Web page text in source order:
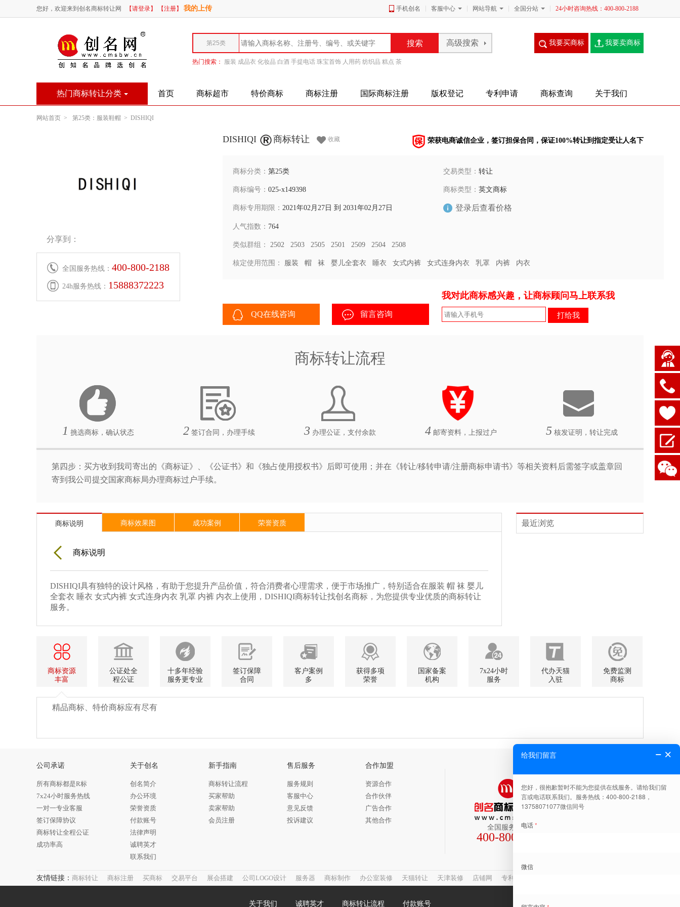
您好，欢迎来到创名商标转让网 【请登录】 【注册】 我的上传 手机创名 客服中心 网站导航 全国分站 24小时咨询热线：400-800-2188
热门搜索： 服装 成品衣 化妆品 白酒 手提电话 珠宝首饰 人用药 纺织品 糕点 茶
我要买商标 我要卖商标
热门商标转让分类 首页 商标超市 特价商标 商标注册 国际商标注册 版权登记 专利申请 商标查询 关于我们
网站首页 > 第25类：服装鞋帽 > DISHIQI
分享到：
全国服务热线： 400-800-2188
24h服务热线： 15888372223
DISHIQI 商标转让 荣获电商诚信企业，签订担保合同，保证100%转让到指定受让人名下
收藏
商标分类： 第25类 交易类型： 转让
商标编号： 025-x149398 商标类型： 英文商标
登录后查看价格
商标专用期限： 2021年02月27日 到 2031年02月27日
人气指数： 764
类似群组： 2502 2503 2505 2501 2509 2504 2508
核定使用范围： 服装 帽 袜 婴儿全套衣 睡衣 女式内裤 女式连身内衣 乳罩 内裤 内衣
QQ在线咨询 留言咨询
我对此商标感兴趣，让商标顾问马上联系我
商标转让流程
1 挑选商标，确认状态 2 签订合同，办理手续 3 办理公证，支付余款 4 邮寄资料，上报过户 5 核发证明，转让完成
第四步：买方收到我司寄出的《商标证》、《公证书》和《独占使用授权书》后即可使用；并在《转让/移转申请/注册商标申请书》等相关资料后需签字或盖章回
寄到我公司提交国家商标局办理商标过户手续。
商标说明 商标效果图 成功案例 荣誉资质
商标说明
DISHIQI具有独特的设计风格，有助于您提升产品价值，符合消费者心理需求，便于市场推广，特别适合在服装 帽 袜 婴儿
全套衣 睡衣 女式内裤 女式连身内衣 乳罩 内裤 内衣上使用，DISHIQI商标转让找创名商标，为您提供专业优质的商标转让
服务。
最近浏览
商标资源
丰富
公证处全
程公证
十多年经验
服务更专业
签订保障
合同
客户案例
多
获得多项
荣誉
国家备案
机构
7x24小时
服务
代办天猫
入驻
免费监测
商标
精品商标、特价商标应有尽有
公司承诺
所有商标都是R标
7x24小时服务热线
一对一专业客服
签订保障协议
商标转让全程公证
成功率高
关于创名
创名简介
办公环境
荣誉资质
付款账号
法律声明
诚聘英才
联系我们
新手指南
商标转让流程
买家帮助
卖家帮助
会员注册
售后服务
服务规则
客服中心
意见反馈
投诉建议
合作加盟
资源合作
合作伙伴
广告合作
其他合作
全国服务热线
400-800-2188
友情链接： 商标转让 商标注册 买商标 交易平台 展会搭建 公司LOGO设计 服务器 商标制作 办公室装修 天猫转让 天津装修 店铺网 专利查询
关于我们 诚聘英才 商标转让流程 付款账号